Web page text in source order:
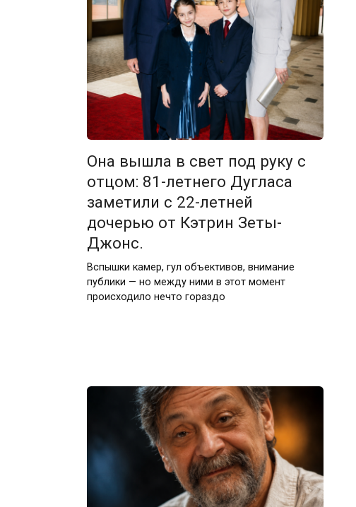
Она вышла в свет под руку с
отцом: 81-летнего Дугласа
заметили с 22-летней
дочерью от Кэтрин Зеты-
Джонс.
Вспышки камер, гул объективов, внимание
публики — но между ними в этот момент
происходило нечто гораздо